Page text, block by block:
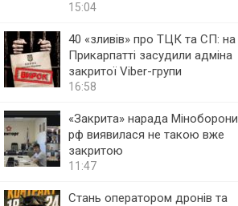
15:04
40 «зливів» про ТЦК та СП: на
Прикарпатті засудили адміна
закритої Viber-групи
16:58
«Закрита» нарада Міноборони
рф виявилася не такою вже
закритою
11:47
Стань оператором дронів та